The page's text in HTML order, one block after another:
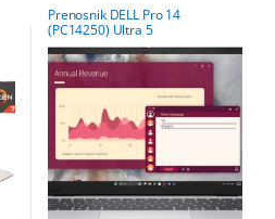
Prenosnik DELL Pro 14
(PC14250) Ultra 5
235U/16GB/SSD
512GB/UMA/W11Pro